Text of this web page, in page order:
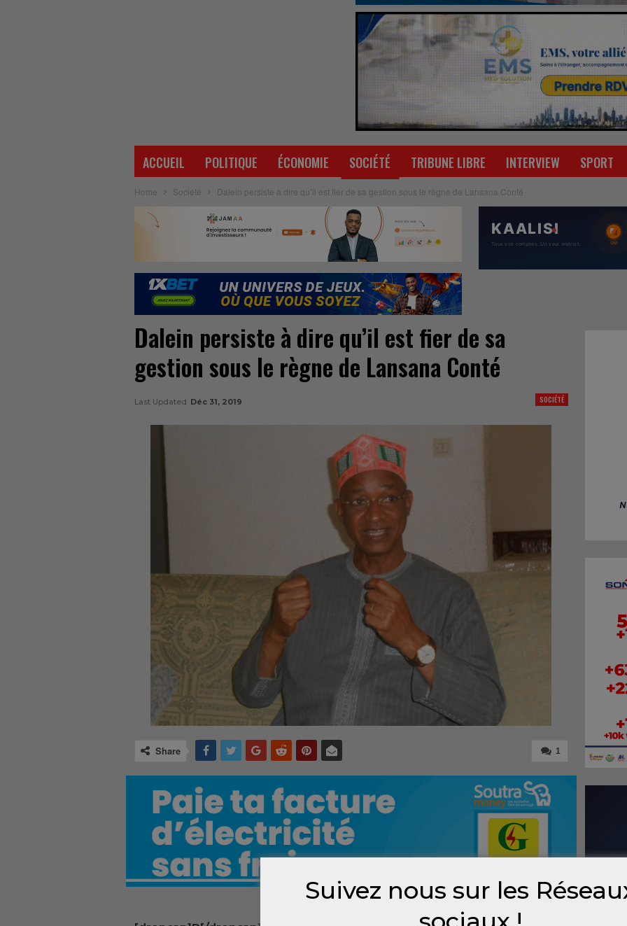
ACCUEIL POLITIQUE ÉCONOMIE SOCIÉTÉ TRIBUNE LIBRE INTERVIEW SPORT
Home Société Dalein persiste à dire qu’il est fier de sa gestion sous le règne de Lansana Conté
Dalein persiste à dire qu’il est fier de sa
gestion sous le règne de Lansana Conté
SOCIÉTÉ
Last Updated Déc 31, 2019
1
Share
Suivez nous sur les